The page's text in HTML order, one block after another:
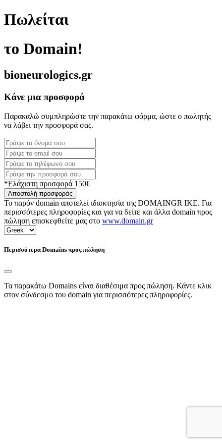
Πωλείται
το Domain!
bioneurologics.gr
Κάνε μια προσφορά
Παρακαλώ συμπληρώστε την παρακάτω φόρμα, ώστε ο πωλητής
να λάβει την προσφορά σας.
*Ελάχιστη προσφορά 150€
Αποστολή προσφοράς
Το παρόν domain αποτελεί ιδιοκτησία της DOMAINGR ΙΚΕ. Για
περισσότερες πληροφορίες και για να δείτε και άλλα domain προς
πώληση επισκεφθείτε μας στο www.domain.gr
Περισσότερα Domains προς πώληση
Τα παρακάτω Domains είναι διαθέσιμα προς πώληση. Κάντε κλικ
στον σύνδεσμο του domain για περισσότερες πληροφορίες.